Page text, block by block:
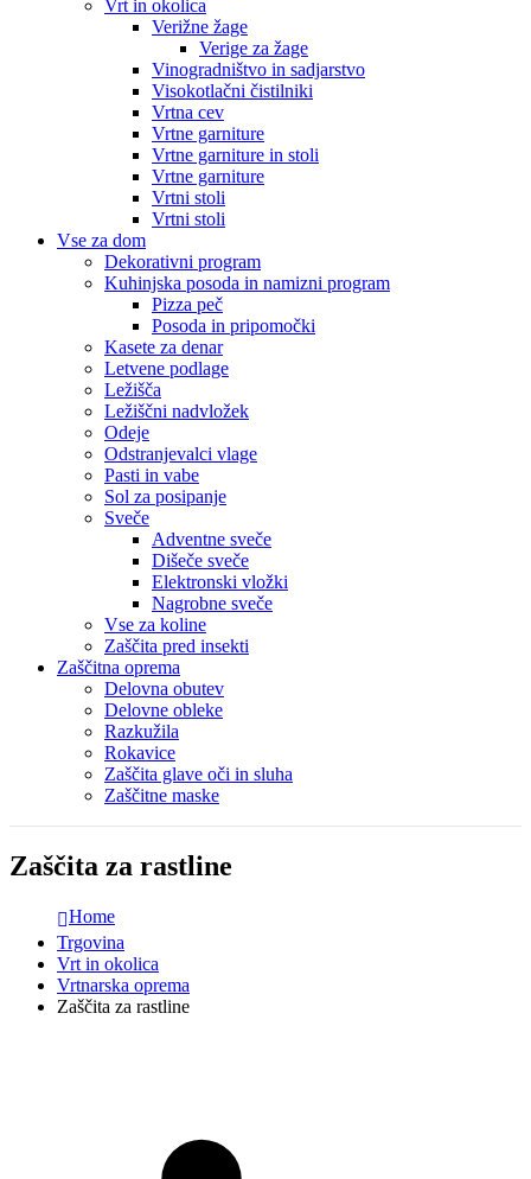
Vrt in okolica
Verižne žage
Verige za žage
Vinogradništvo in sadjarstvo
Visokotlačni čistilniki
Vrtna cev
Vrtne garniture
Vrtne garniture in stoli
Vrtne garniture
Vrtni stoli
Vrtni stoli
Vse za dom
Dekorativni program
Kuhinjska posoda in namizni program
Pizza peč
Posoda in pripomočki
Kasete za denar
Letvene podlage
Ležišča
Ležiščni nadvložek
Odeje
Odstranjevalci vlage
Pasti in vabe
Sol za posipanje
Sveče
Adventne sveče
Dišeče sveče
Elektronski vložki
Nagrobne sveče
Vse za koline
Zaščita pred insekti
Zaščitna oprema
Delovna obutev
Delovne obleke
Razkužila
Rokavice
Zaščita glave oči in sluha
Zaščitne maske
Zaščita za rastline
Home
Trgovina
Vrt in okolica
Vrtnarska oprema
Zaščita za rastline